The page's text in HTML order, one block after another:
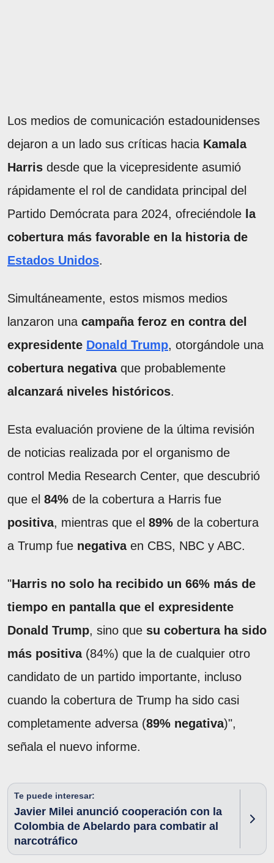
Los medios de comunicación estadounidenses
dejaron a un lado sus críticas hacia Kamala
Harris desde que la vicepresidente asumió
rápidamente el rol de candidata principal del
Partido Demócrata para 2024, ofreciéndole la
cobertura más favorable en la historia de
Estados Unidos.
Simultáneamente, estos mismos medios
lanzaron una campaña feroz en contra del
expresidente Donald Trump, otorgándole una
cobertura negativaque probablemente
alcanzará niveles históricos.
Esta evaluación proviene de la última revisión
de noticias realizada por el organismo de
control Media Research Center, que descubrió
que el 84% de la cobertura a Harris fue
positiva, mientras que el 89% de la cobertura
a Trump fue negativaen CBS, NBC y ABC.
"Harris no solo ha recibido un 66% más de
tiempo en pantalla que el expresidente
Donald Trump, sino que su cobertura ha sido
más positiva(84%) que la de cualquier otro
candidato de un partido importante, incluso
cuando la cobertura de Trump ha sido casi
completamente adversa (89% negativa)",
señala el nuevo informe.
Te puede interesar:
Javier Milei anunció cooperación con la
Colombia de Abelardo para combatir al
narcotráfico